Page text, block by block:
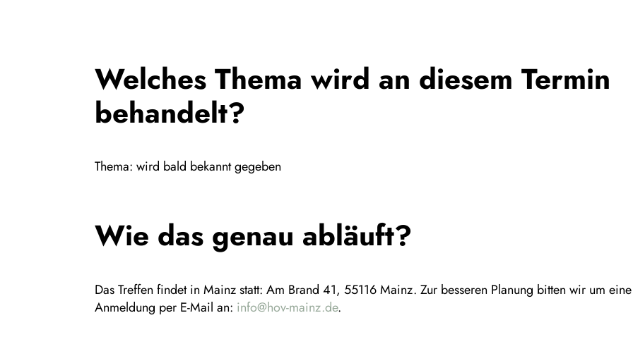
Welches Thema wird an diesem Termin
behandelt?
Thema: wird bald bekannt gegeben
Wie das genau abläuft?
Das Treffen findet in Mainz statt: Am Brand 41, 55116 Mainz. Zur besseren Planung bitten wir um
Anmeldung per E-Mail an: info@hov-mainz.de.